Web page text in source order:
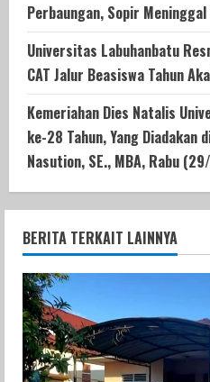
Perbaungan, Sopir Meninggal
Universitas Labuhanbatu
CAT Jalur Beasiswa Tahun
Kemeriahan Dies Natalis
ke-28 Tahun, Yang Diadakan
Nasution, SE., MBA, Rabu
BERITA TERKAIT LAINNYA